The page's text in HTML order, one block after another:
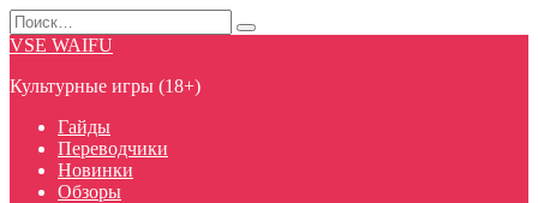
Перейти
к
Search
for:
VSE WAIFU
Культурные игры (18+)
Гайды
Переводчики
Новинки
Обзоры